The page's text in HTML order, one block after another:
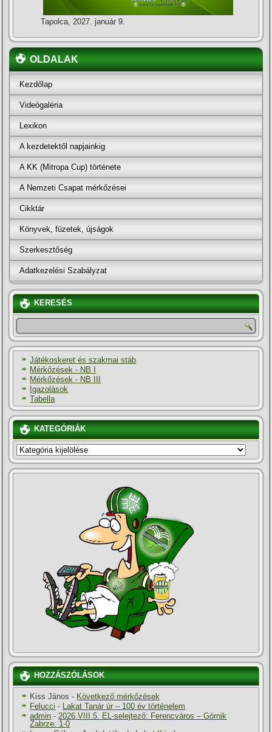
Tapolca, 2027. január 9.
OLDALAK
Kezdőlap
Videógaléria
Lexikon
A kezdetektől napjainkig
A KK (Mitropa Cup) története
A Nemzeti Csapat mérkőzései
Cikktár
Könyvek, füzetek, újságok
Szerkesztőség
Adatkezelési Szabályzat
KERESÉS
Játékoskeret és szakmai stáb
Mérkőzések - NB I
Mérkőzések - NB III
Igazolások
Tabella
KATEGÓRIÁK
KATEGÓRIÁK
HOZZÁSZÓLÁSOK
Kiss János - Következő mérkőzések
Felucci - Lakat Tanár úr – 100 év történelem
admin -2026.VIII.5. EL-selejtező: Ferencváros – Górnik
Zabrze: 1-0